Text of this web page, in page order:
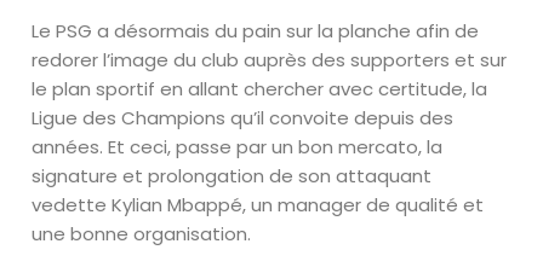
Le PSG a désormais du pain sur la planche afin de
redorer l’image du club auprès des supporters et sur
le plan sportif en allant chercher avec certitude, la
Ligue des Champions qu’il convoite depuis des
années. Et ceci, passe par un bon mercato, la
signature et prolongation de son attaquant
vedette Kylian Mbappé, un manager de qualité et
une bonne organisation.